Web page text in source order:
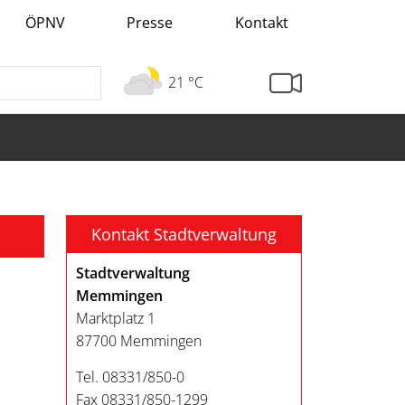
ÖPNV Presse Kontakt
21 °C
Kontakt Stadtverwaltung
Stadtverwaltung
Memmingen
Marktplatz 1
87700 Memmingen
Tel. 08331/850-0
Fax 08331/850-1299